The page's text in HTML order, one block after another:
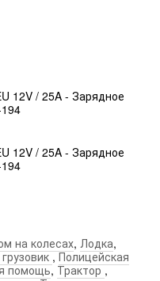
12V / 25A - Зарядное
12V / 25A - Зарядное
на колесах, Лодка,
,Полицейская
помощь, Трактор,